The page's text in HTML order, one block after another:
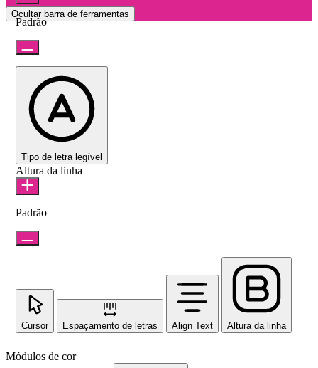
Ocultar barra de ferramentas
Padrão
Tipo de letra legível
Altura da linha
Padrão
Cursor Espaçamento de letras Align Text Altura da linha
Módulos de cor